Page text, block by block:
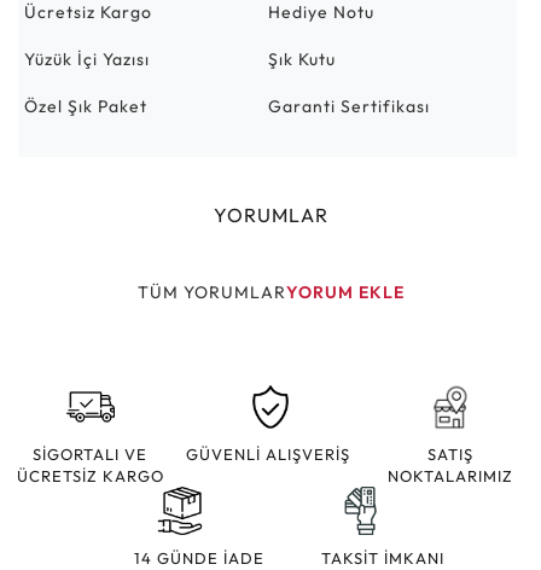
Ücretsiz Kargo Hediye Notu
Yüzük İçi Yazısı Şık Kutu
Özel Şık Paket Garanti Sertifikası
YORUMLAR
TÜM YORUMLARYORUM EKLE
SİGORTALI VE
ÜCRETSİZ KARGO
GÜVENLİ ALIŞVERİŞ
SATIŞ
NOKTALARIMIZ
14 GÜNDE İADE TAKSİT İMKANI